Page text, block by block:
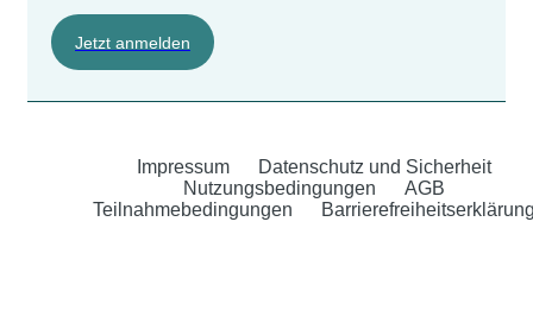
Jetzt anmelden
Impressum
Datenschutz und Sicherheit
Nutzungsbedingungen
AGB
Teilnahmebedingungen